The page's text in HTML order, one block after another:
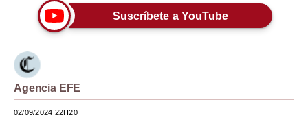
EEUU
España
Internacional
Tecnología
Suscríbete a YouTube
Agencia EFE
02/09/2024 22H20